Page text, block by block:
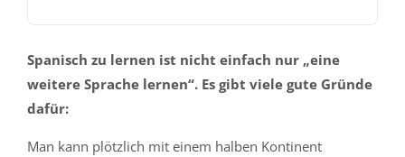
Spanisch zu lernen ist nicht einfach nur „eine
weitere Sprache lernen“. Es gibt viele gute Gründe
dafür:
Man kann plötzlich mit einem halben Kontinent